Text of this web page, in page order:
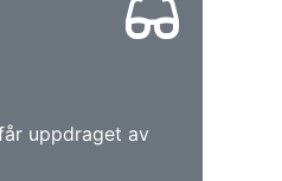
uppdraget av